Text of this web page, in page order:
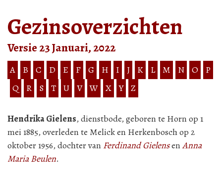
Gezinsoverzichten
Versie 23 Januari, 2022
A B C D E F G H I J K L M N O
P
Q
R S T U V W X Y Z
Hendrika Gielens, dienstbode, geboren te Horn op 1
mei 1885, overleden te Melick en Herkenbosch op 2
oktober 1956, dochter van Ferdinand GielensenAnna
Maria Beulen.